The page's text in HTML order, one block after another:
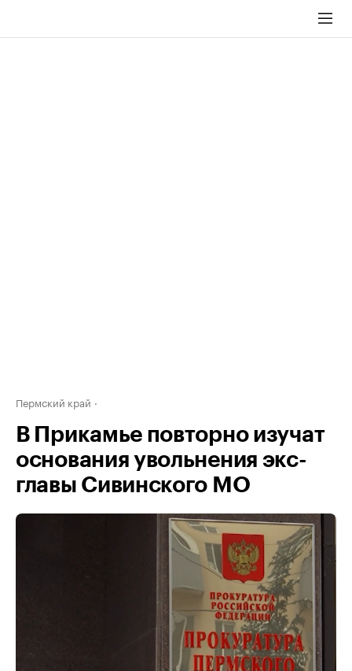
Пермский край
В Прикамье повторно изучат
основания увольнения экс-
главы Сивинского МО